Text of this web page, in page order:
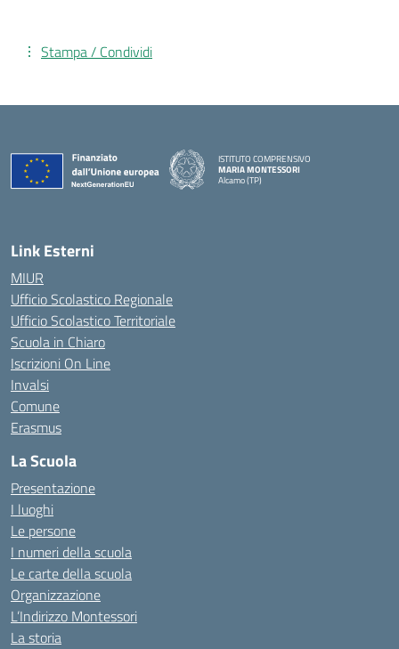
Stampa / Condividi
ISTITUTO COMPRENSIVO
MARIA MONTESSORI
Alcamo (TP)
Link Esterni
MIUR
Ufficio Scolastico Regionale
Ufficio Scolastico Territoriale
Scuola in Chiaro
Iscrizioni On Line
Invalsi
Comune
Erasmus
La Scuola
Presentazione
I luoghi
Le persone
I numeri della scuola
Le carte della scuola
Organizzazione
L’Indirizzo Montessori
La storia